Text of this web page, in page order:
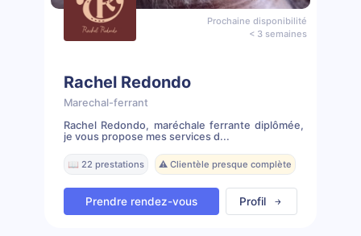
Prochaine disponibilité
< 3 semaines
Rachel Redondo
Marechal-ferrant
Rachel Redondo, maréchale ferrante diplômée,
je vous propose mes services d...
📖 22 prestations ⚠️ Clientèle presque complète
Prendre rendez-vous Profil